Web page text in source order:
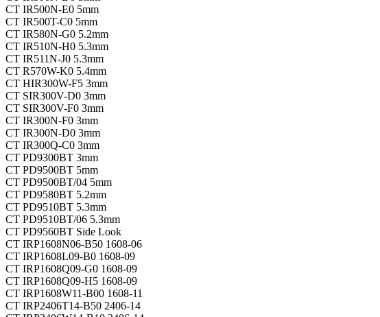
CT IR500N-E0 5mm
CT IR500T-C0 5mm
CT IR580N-G0 5.2mm
CT IR510N-H0 5.3mm
CT IR511N-J0 5.3mm
CT R570W-K0 5.4mm
CT HIR300W-F5 3mm
CT SIR300V-D0 3mm
CT SIR300V-F0 3mm
CT IR300N-F0 3mm
CT IR300N-D0 3mm
CT IR300Q-C0 3mm
CT PD9300BT 3mm
CT PD9500BT 5mm
CT PD9500BT/04 5mm
CT PD9580BT 5.2mm
CT PD9510BT 5.3mm
CT PD9510BT/06 5.3mm
CT PD9560BT Side Look
CT IRP1608N06-B50 1608-06
CT IRP1608L09-B0 1608-09
CT IRP1608Q09-G0 1608-09
CT IRP1608Q09-H5 1608-09
CT IRP1608W11-B00 1608-11
CT IRP2406T14-B50 2406-14